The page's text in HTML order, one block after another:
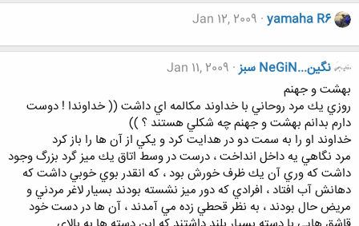
yamaha R6
Jan 12, 2009
نگين...NeGiN سبز
Jan 11, 2009
بهشت و جهنم
روزي يك مرد روحاني با خداوند مكالمه اي داشت (( خداوندا ! دوست
دارم بدانم بهشت و جهنم چه شكلي هستند ؟ ))
خداوند او را به سمت دو در هدايت كرد و يكي از آن ها را باز كرد
مرد نگاهي يه داخل انداخت ، درست در وسط اتاق يك ميز گرد بزرگ وجود
داشت كه وري آن يك ظرف خورش بود ، كه انقدر بوي خوبي داشت كه
دهانش آب افتاد ، افرادي كه دور ميز نشسته بودند بسيار لاغر مردني و
مريض حال بودند ، به نظر قحطي زده مي آمدند ، آن ها در دست خود